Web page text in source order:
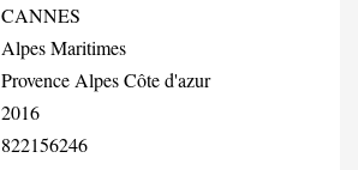
CANNES
Alpes Maritimes
Provence Alpes Côte d'azur
2016
822156246